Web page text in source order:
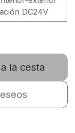
DC24V
la cesta